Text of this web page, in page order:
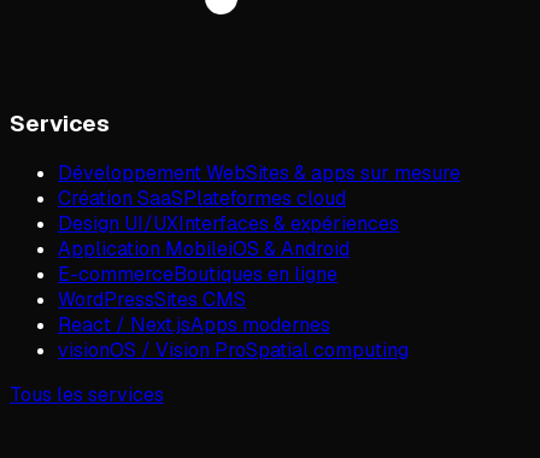
Services
Développement WebSites & apps sur mesure
Création SaaSPlateformes cloud
Design UI/UXInterfaces & expériences
Application MobileiOS & Android
E-commerceBoutiques en ligne
WordPressSites CMS
React / Next.jsApps modernes
visionOS / Vision ProSpatial computing
Tous les services